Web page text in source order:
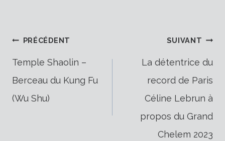
Navigation
de
PRÉCÉDENT
Temple Shaolin –
Berceau du Kung Fu
(Wu Shu)
SUIVANT
La détentrice du
record de Paris
Céline Lebrun à
propos du Grand
Chelem 2023